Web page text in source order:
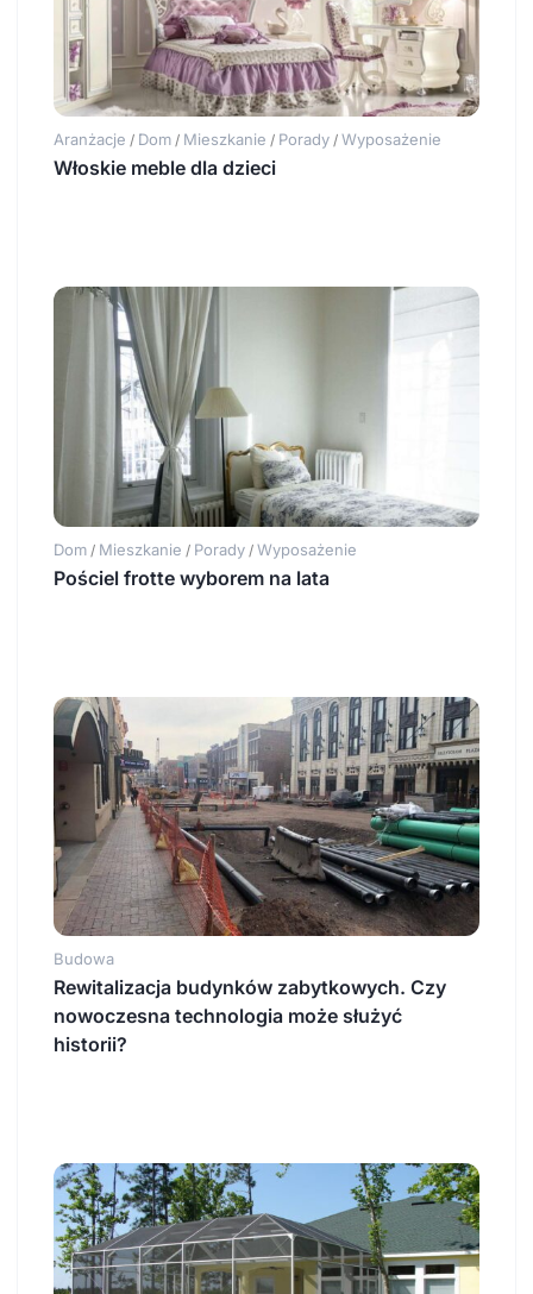
Aranżacje / Dom / Mieszkanie / Porady / Wyposażenie
Włoskie meble dla dzieci
Dom / Mieszkanie / Porady / Wyposażenie
Pościel frotte wyborem na lata
Budowa
Rewitalizacja budynków zabytkowych. Czy
nowoczesna technologia może służyć
historii?